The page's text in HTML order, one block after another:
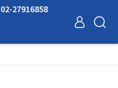
27916858